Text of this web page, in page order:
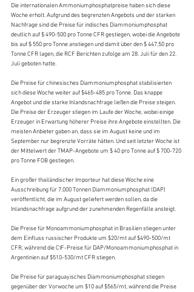
Die internationalen Ammoniumphosphatpreise haben sich diese
Woche erholt. Aufgrund des begrenzten Angebots und der starken
Nachfrage sind die Preise für indisches Diammoniumphosphat
deutlich auf $ 490-500 pro Tonne CFR gestiegen, wobei die Angebote
bis auf $ 550 pro Tonne anstiegen und damit über den $ 447,50 pro
Tonne CFR lagen, die RCF Berichten zufolge am 28. Juli für den 22.
Juli geboten hatte.
Die Preise für chinesisches Diammoniumphosphat stabilisierten
sich diese Woche weiter auf $465-485 pro Tonne. Das knappe
Angebot und die starke Inlandsnachfrage ließen die Preise steigen.
Die Preise der Erzeuger stiegen im Laufe der Woche, wobei einige
Erzeuger in Erwartung höherer Preise ihre Angebote einstellten. Die
meisten Anbieter gaben an, dass sie im August keine und im
September nur begrenzte Vorräte hätten. Und seit letzter Woche ist
der Mittelwert der TMAP-Angebote um $ 40 pro Tonne auf $ 700-720
pro Tonne FOB gestiegen.
Ein großer thailändischer Importeur hat diese Woche eine
Ausschreibung für 7.000 Tonnen Diammoniumphosphat (DAP)
veröffentlicht, die im August geliefert werden sollen, da die
Inlandsnachfrage aufgrund der zunehmenden Regenfälle ansteigt.
Die Preise für Monoammoniumphosphat in Brasilien stiegen unter
dem Einfluss russischer Produkte um $20/mt auf $490-500/mt
CFR, während die CIF-Preise für DAP/Monoammoniumphosphat in
Argentinien auf $510-530/mt CFR stiegen.
Die Preise für paraguayisches Diammoniumphosphat stiegen
gegenüber der Vorwoche um $10 auf $565/mt, während die Preise